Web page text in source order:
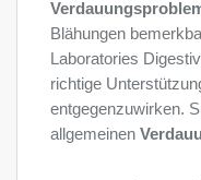
Blähungen
Laboratories
richtige
entgegenzuwirken.
allgemeinen